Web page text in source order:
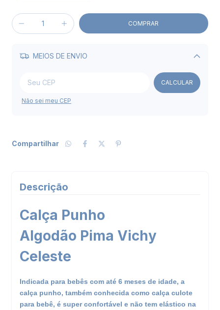
MEIOS DE ENVIO
Alterar CEP
CALCULAR
Não sei meu CEP
Compartilhar
Descrição
Calça Punho
Algodão Pima Vichy
Celeste
Indicada para bebês com até 6 meses de idade, a
calça punho, também conhecida como calça culote
para bebê, é super confortável e não tem elástico na